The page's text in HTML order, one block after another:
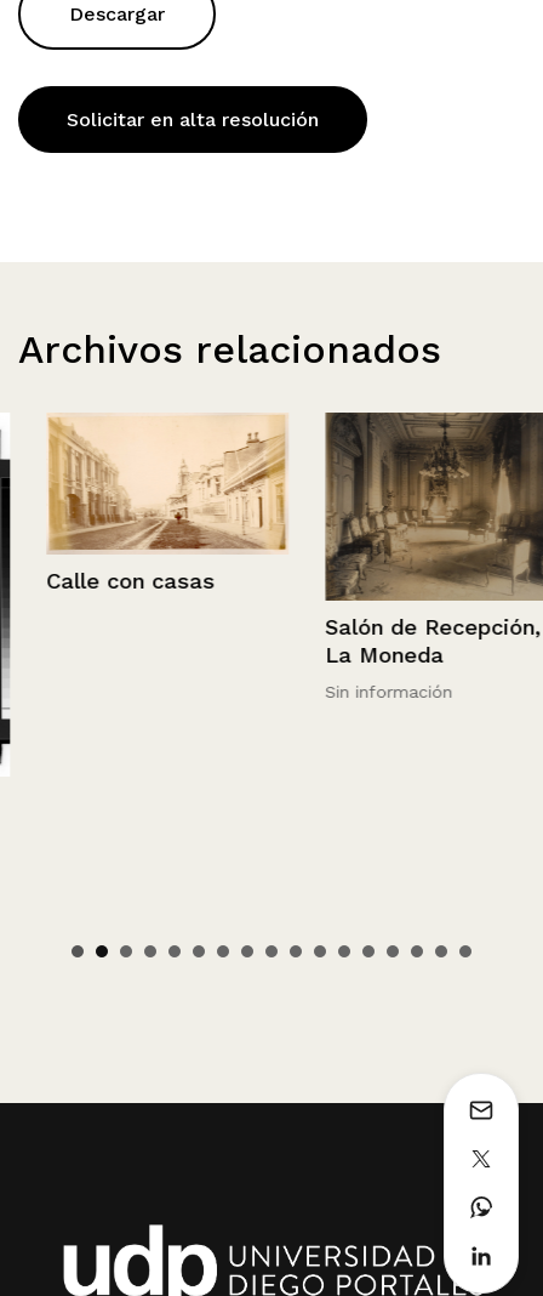
Descargar
Solicitar en alta resolución
Archivos relacionados
Calle con casas
Salón de Recepción,
La Moneda
Sin información